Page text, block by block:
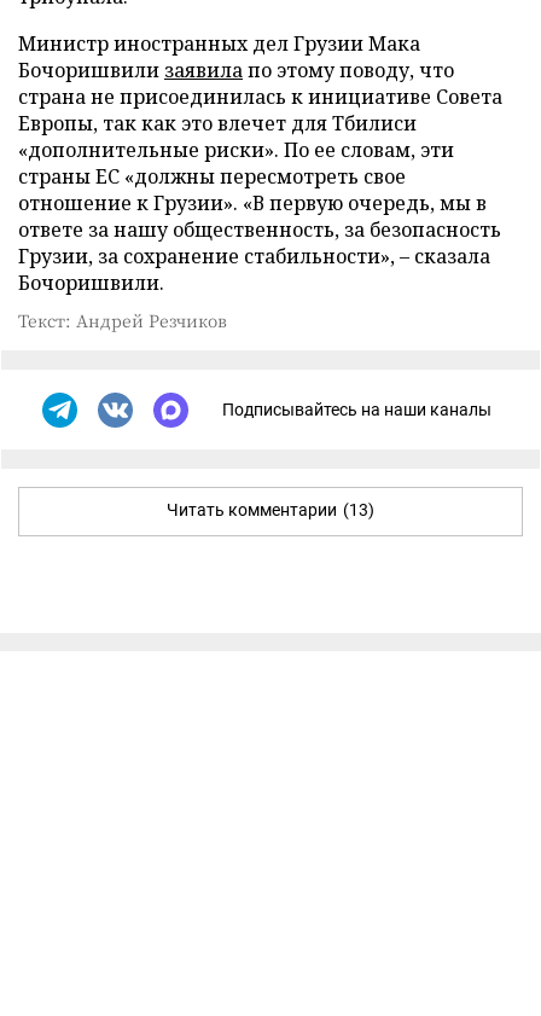
Министр иностранных дел Грузии Мака
Бочоришвили заявилапо этому поводу, что
страна не присоединилась к инициативе Совета
Европы, так как это влечет для Тбилиси
«дополнительные риски». По ее словам, эти
страны ЕС «должны пересмотреть свое
отношение к Грузии». «В первую очередь, мы в
ответе за нашу общественность, за безопасность
Грузии, за сохранение стабильности», – сказала
Бочоришвили.
Текст: Андрей Резчиков
Подписывайтесь на наши каналы
Читать комментарии (13)